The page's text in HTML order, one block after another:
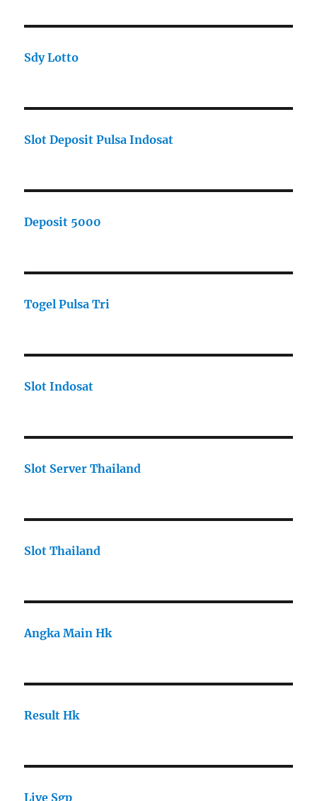
Sdy Lotto
Slot Deposit Pulsa Indosat
Deposit 5000
Togel Pulsa Tri
Slot Indosat
Slot Server Thailand
Slot Thailand
Angka Main Hk
Result Hk
Live Sgp